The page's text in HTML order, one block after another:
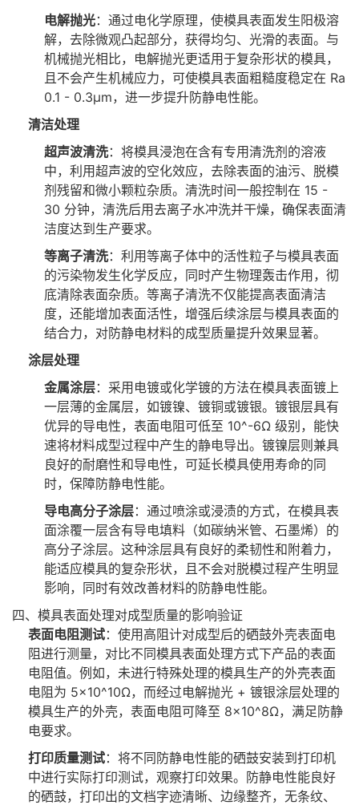
电解抛光：通过电化学原理，使模具表面发生阳极溶
解，去除微观凸起部分，获得均匀、光滑的表面。与
机械抛光相比，电解抛光更适用于复杂形状的模具，
且不会产生机械应力，可使模具表面粗糙度稳定在 Ra
0.1 - 0.3μm，进一步提升防静电性能。
清洁处理
超声波清洗：将模具浸泡在含有专用清洗剂的溶液
中，利用超声波的空化效应，去除表面的油污、脱模
剂残留和微小颗粒杂质。清洗时间一般控制在 15 -
30 分钟，清洗后用去离子水冲洗并干燥，确保表面清
洁度达到生产要求。
等离子清洗：利用等离子体中的活性粒子与模具表面
的污染物发生化学反应，同时产生物理轰击作用，彻
底清除表面杂质。等离子清洗不仅能提高表面清洁
度，还能增加表面活性，增强后续涂层与模具表面的
结合力，对防静电材料的成型质量提升效果显著。
涂层处理
金属涂层：采用电镀或化学镀的方法在模具表面镀上
一层薄的金属层，如镀镍、镀铜或镀银。镀银层具有
优异的导电性，表面电阻可低至 10^-6Ω 级别，能快
速将材料成型过程中产生的静电导出。镀镍层则兼具
良好的耐磨性和导电性，可延长模具使用寿命的同
时，保障防静电性能。
导电高分子涂层：通过喷涂或浸渍的方式，在模具表
面涂覆一层含有导电填料（如碳纳米管、石墨烯）的
高分子涂层。这种涂层具有良好的柔韧性和附着力，
能适应模具的复杂形状，且不会对脱模过程产生明显
影响，同时有效改善材料的防静电性能。
四、模具表面处理对成型质量的影响验证
表面电阻测试：使用高阻计对成型后的硒鼓外壳表面电
阻进行测量，对比不同模具表面处理方式下产品的表面
电阻值。例如，未进行特殊处理的模具生产的外壳表面
电阻为 5×10^10Ω，而经过电解抛光 + 镀银涂层处理的
模具生产的外壳，表面电阻可降至 8×10^8Ω，满足防静
电要求。
打印质量测试：将不同防静电性能的硒鼓安装到打印机
中进行实际打印测试，观察打印效果。防静电性能良好
的硒鼓，打印出的文档字迹清晰、边缘整齐，无条纹、